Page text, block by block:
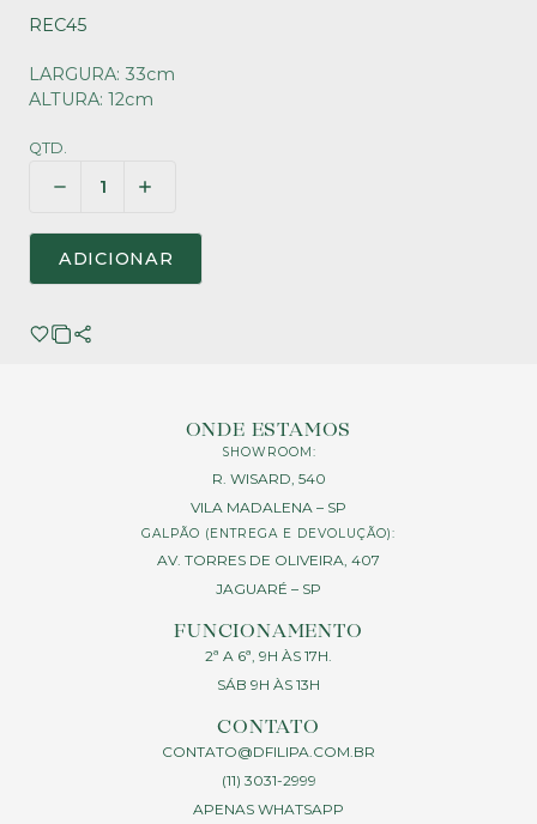
REC45
LARGURA: 33cm
ALTURA: 12cm
QTD.
ADICIONAR
ONDE ESTAMOS
SHOWROOM:
R. WISARD, 540
VILA MADALENA – SP
GALPÃO (ENTREGA E DEVOLUÇÃO):
AV. TORRES DE OLIVEIRA, 407
JAGUARÉ – SP
FUNCIONAMENTO
2ª A 6ª, 9H ÀS 17H.
SÁB 9H ÀS 13H
CONTATO
CONTATO@DFILIPA.COM.BR
(11) 3031-2999
APENAS WHATSAPP